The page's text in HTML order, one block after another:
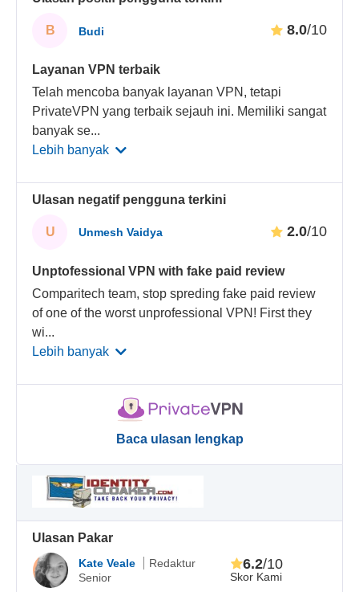
B Budi 8.0/10
Layanan VPN terbaik
Telah mencoba banyak layanan VPN, tetapi
PrivateVPN yang terbaik sejauh ini. Memiliki sangat
banyak se...
Lebih banyak
Ulasan negatif pengguna terkini
U Unmesh Vaidya 2.0/10
Unptofessional VPN with fake paid review
Comparitech team, stop spreding fake paid review
of one of the worst unprofessional VPN! First they
wi...
Lebih banyak
Baca ulasan lengkap
Ulasan Pakar
Kate Veale
Redaktur
Senior
Skor Kami
6.2/10